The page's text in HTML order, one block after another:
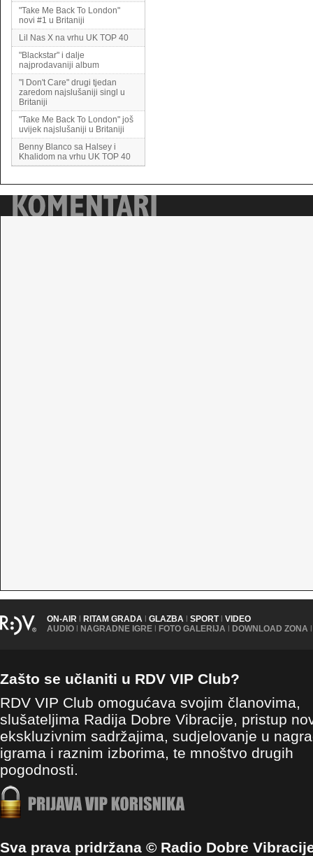
"Take Me Back To London"
novi #1 u Britaniji
Lil Nas X na vrhu UK TOP 40
"Blackstar" i dalje
najprodavaniji album
"I Don't Care" drugi tjedan
zaredom najslušaniji singl u
Britaniji
"Take Me Back To London" još
uvijek najslušaniji u Britaniji
Benny Blanco sa Halsey i
Khalidom na vrhu UK TOP 40
ON-AIR | RITAM GRADA | GLAZBA | SPORT | VIDEO
AUDIO | NAGRADNE IGRE | FOTO GALERIJA | DOWNLOAD ZONA |
Zašto se učlaniti u RDV VIP Club?
RDV VIP Club omogućava svojim članovima,
slušateljima Radija Dobre Vibracije, pristup
ekskluzivnim sadržajima, sudjelovanje u
igrama i raznim izborima, te mnoštvo drugih
pogodnosti.
Sva prava pridržana © Radio Dobre